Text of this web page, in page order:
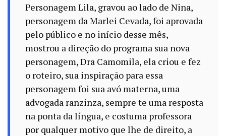
Personagem Lila, gravou ao lado de Nina,
personagem da Marlei Cevada, foi aprovada
pelo público e no início desse mês,
mostrou a direção do programa sua nova
personagem, Dra Camomila, ela criou e fez
o roteiro, sua inspiração para essa
personagem foi sua avó materna, uma
advogada ranzinza, sempre te uma resposta
na ponta da língua, e costuma professora
por qualquer motivo que lhe de direito, a